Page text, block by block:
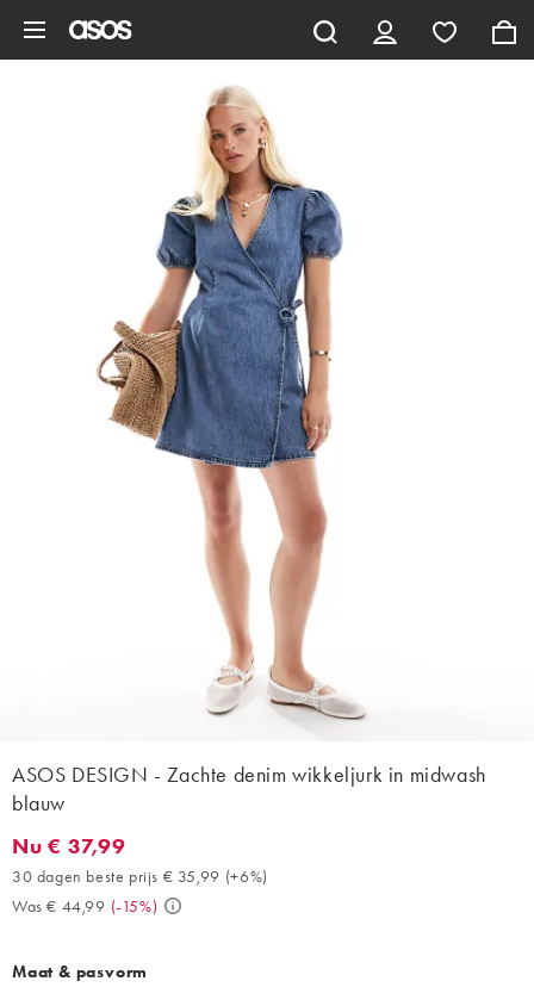
ASOS DESIGN - Zachte denim wikkeljurk in midwash
blauw
Nu € 37,99. 30 dagen beste prijs € 35,99 (+6%). Was € 44,99.
Nu € 37,99
30 dagen beste prijs € 35,99 (+6%)
Was € 44,99 (-15%)
Maat & pasvorm